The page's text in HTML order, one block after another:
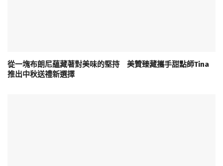
從一塊布朗尼蘊藏著對美味的堅持 美贊臻藏攜手甜點師Tina
推出中秋送禮新選擇